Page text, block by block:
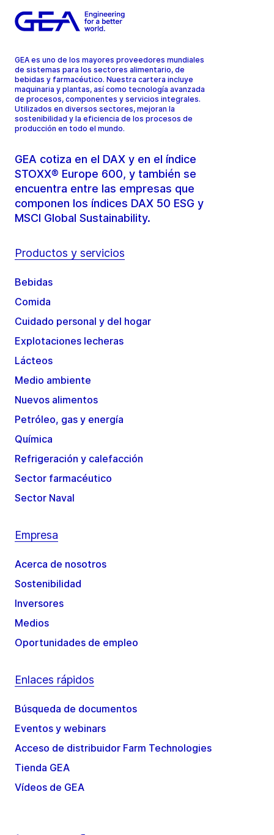
GEA es uno de los mayores proveedores mundiales
de sistemas para los sectores alimentario, de
bebidas y farmacéutico. Nuestra cartera incluye
maquinaria y plantas, así como tecnología avanzada
de procesos, componentes y servicios integrales.
Utilizados en diversos sectores, mejoran la
sostenibilidad y la eficiencia de los procesos de
producción en todo el mundo.
GEA cotiza en el DAX y en el índice
STOXX® Europe 600, y también se
encuentra entre las empresas que
componen los índices DAX 50 ESG y
MSCI Global Sustainability.
Productos y servicios
Bebidas
Comida
Cuidado personal y del hogar
Explotaciones lecheras
Lácteos
Medio ambiente
Nuevos alimentos
Petróleo, gas y energía
Química
Refrigeración y calefacción
Sector farmacéutico
Sector Naval
Empresa
Acerca de nosotros
Sostenibilidad
Inversores
Medios
Oportunidades de empleo
Enlaces rápidos
Búsqueda de documentos
Eventos y webinars
Acceso de distribuidor Farm Technologies
Tienda GEA
Vídeos de GEA